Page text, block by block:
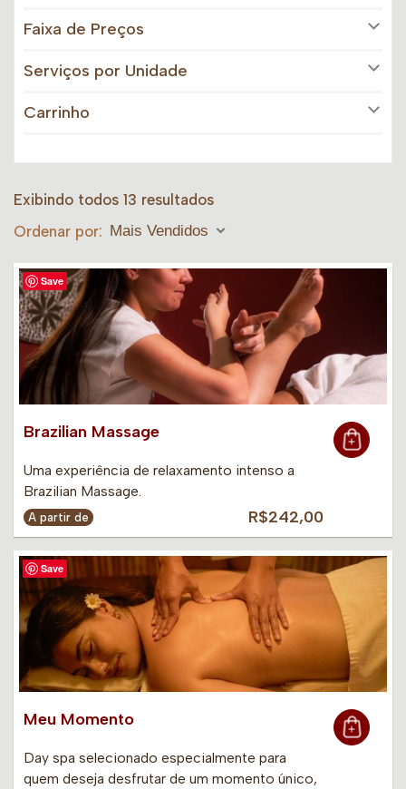
Faixa de Preços
Serviços por Unidade
Carrinho
Exibindo todos 13 resultados
Ordenar por: Mais Vendidos
Save
Brazilian Massage
Uma experiência de relaxamento intenso a
Brazilian Massage.
A partir de R$242,00
Save
Meu Momento
Day spa selecionado especialmente para
quem deseja desfrutar de um momento único,